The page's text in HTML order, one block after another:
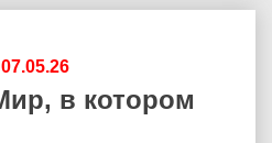
в котором